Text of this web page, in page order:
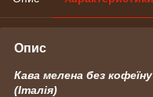
Опис
Кава мелена без
(Італія)